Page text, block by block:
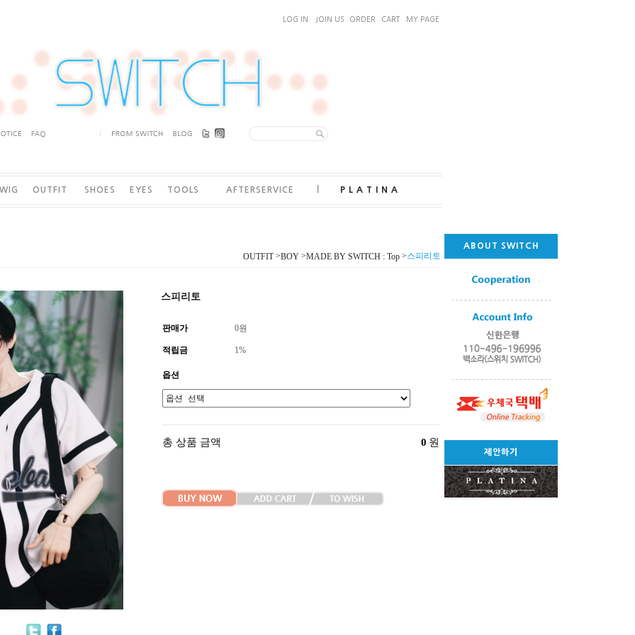
LOG IN JOIN US ORDER CART MY PAGE
WIG OUTFIT SHOES EYES TOOLS AFTERSERVICE PLATINA
OUTFIT >BOY >MADE BY SWITCH : Top >스피리토
스피리토
판매가 0원
적립금 1%
옵션
총 상품 금액 0 원
ABOUT SWITCH
제안하기